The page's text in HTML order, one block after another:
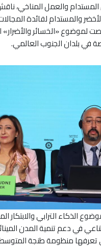
والعمل المناخي،
والمستدام لفائدة المجالات
لموضوع «الخسائر والأضرار»
في بلدان الجنوب العالمي.
الذكاء الترابي والابتكار
في دعم تنمية المدن
تعرفها منظومة طنجة